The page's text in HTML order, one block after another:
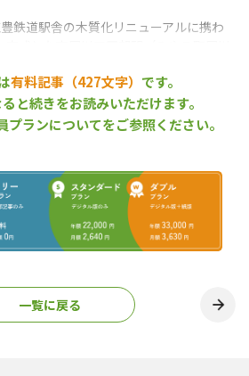
鉄道駅舎の木質化リニューアルに携わ
ている。
（2021年５月10日取材）
化に協力した行橋高校の生徒達）
ース』編集部
新の耳寄り情報をお届けしてまい
有料記事（427文字） です。
と続きをお読みいただけます。
プランについてをご参照ください。
一覧に戻る